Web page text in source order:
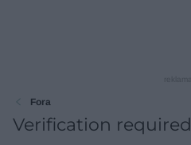
Fora
Verification required